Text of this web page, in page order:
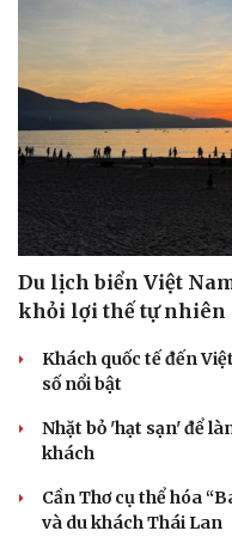
Du lịch biển Việt
khỏi lợi thế tự nhiên
Khách quốc tế đến
số nổi bật
Nhặt bỏ 'hạt sạn' để
khách
Cần Thơ cụ thể hóa
và du khách Thái Lan